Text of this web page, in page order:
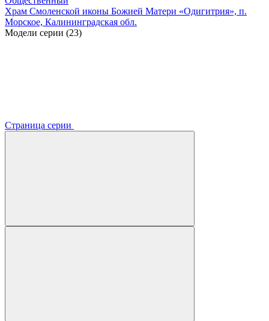
Храм Смоленской иконы Божией Матери «Одигитрия», п.
Морское, Калининградская обл.
Модели серии (23)
Страница серии